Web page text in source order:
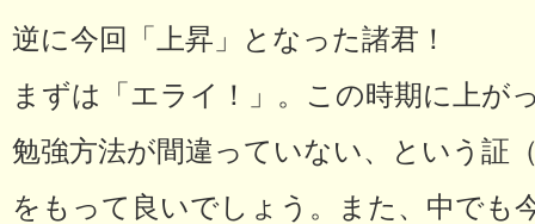
逆に今回「上昇」となった諸君！
まずは「エライ！」。この時期に上が
勉強方法が間違っていない、という証
をもって良いでしょう。また、中でも